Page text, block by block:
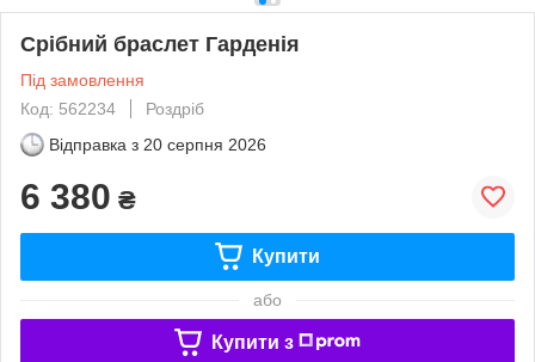
Срібний браслет Гарденія
Під замовлення
Код: 562234
Роздріб
Відправка з 20 серпня 2026
6 380 ₴
Купити
або
Купити з